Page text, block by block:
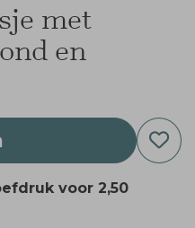
met
en
voor 2,50